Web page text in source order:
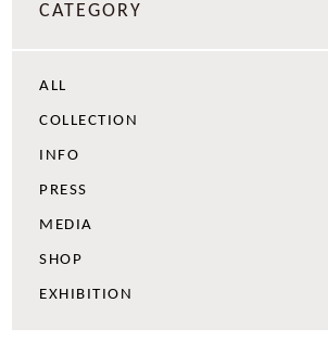
CATEGORY
ALL
COLLECTION
INFO
PRESS
MEDIA
SHOP
EXHIBITION